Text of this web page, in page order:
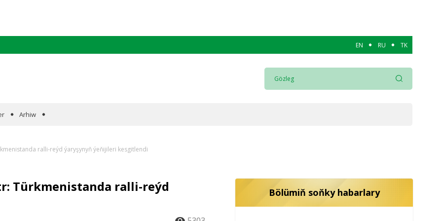
EN RU TK
Arhiw
ralli-reýd ýaryşynyň ýeňijileri kesgitlendi
Türkmenistanda ralli-reýd
Bölümiň soňky habarlary